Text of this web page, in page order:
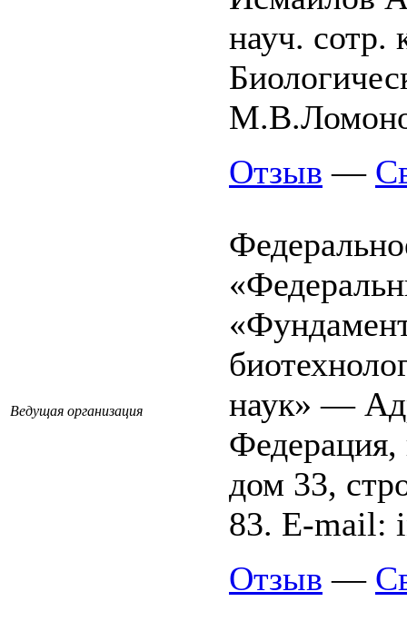
науч. сотр.
Отзыв —
Ведущая организация
наук» —
Федерация,
дом 33,
83. E-mail:
Отзыв —